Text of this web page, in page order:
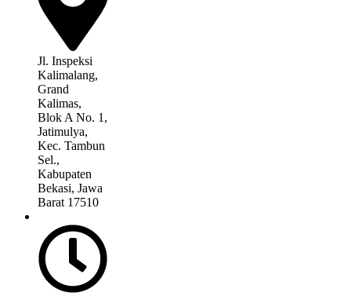
Jl. Inspeksi
Kalimalang,
Grand
Kalimas,
Blok A No. 1,
Jatimulya,
Kec. Tambun
Sel.,
Kabupaten
Bekasi, Jawa
Barat 17510